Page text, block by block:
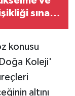
sınavı
konusu
Koleji'
altını